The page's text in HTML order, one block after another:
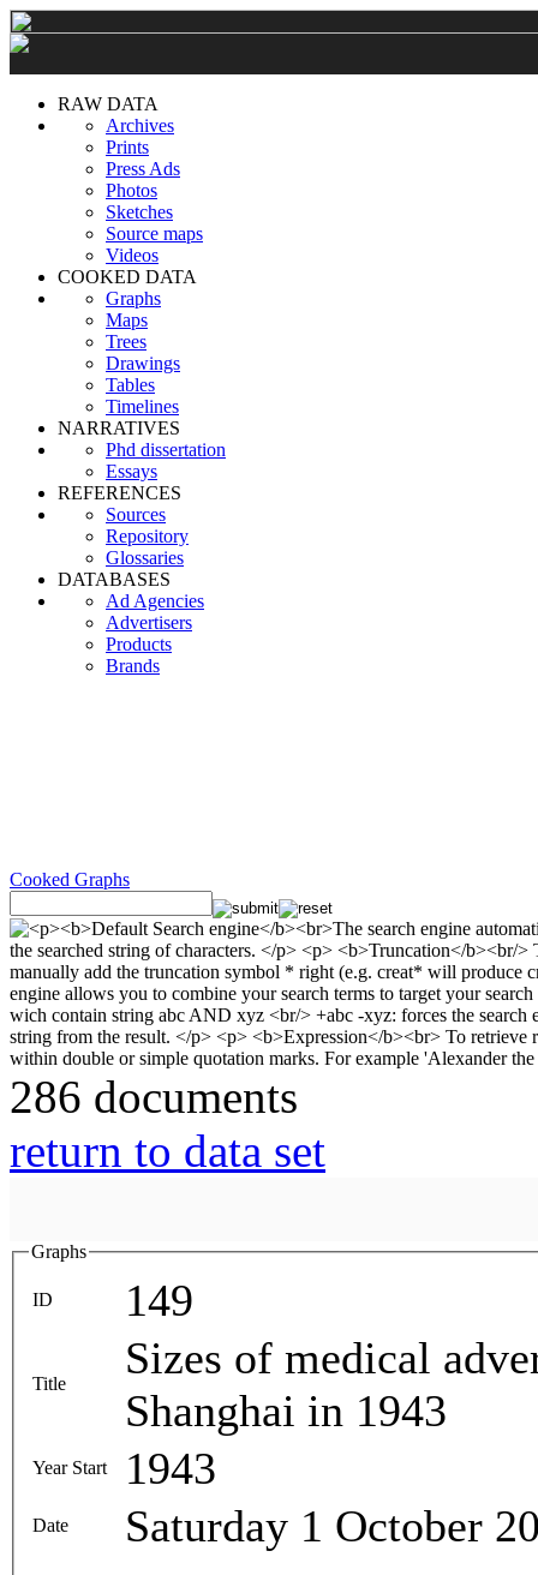
RAW DATA
Archives
Prints
Press Ads
Photos
Sketches
Source maps
Videos
COOKED DATA
Graphs
Maps
Trees
Drawings
Tables
Timelines
NARRATIVES
Phd dissertation
Essays
REFERENCES
Sources
Repository
Glossaries
DATABASES
Ad Agencies
Advertisers
Products
Brands
Cooked Graphs
286 documents
return to data set
Graphs
ID 149
Title
Sizes of medical
Shanghai in 1943
Year Start 1943
Date Saturday 1 October